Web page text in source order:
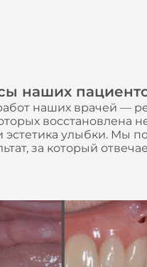
наших
наших врачей —
восстановлена
эстетика улыбки. Мы
за который